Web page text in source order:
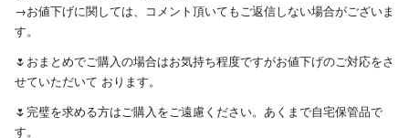
→お値下げに関しては、コメント頂いてもご返信しない場合がございま
す。
🌷おまとめでご購入の場合はお気持ち程度ですがお値下げのご対応をさ
せていただいて おります。
🌷完璧を求める方はご購入をご遠慮ください。あくまで自宅保管品で
す。